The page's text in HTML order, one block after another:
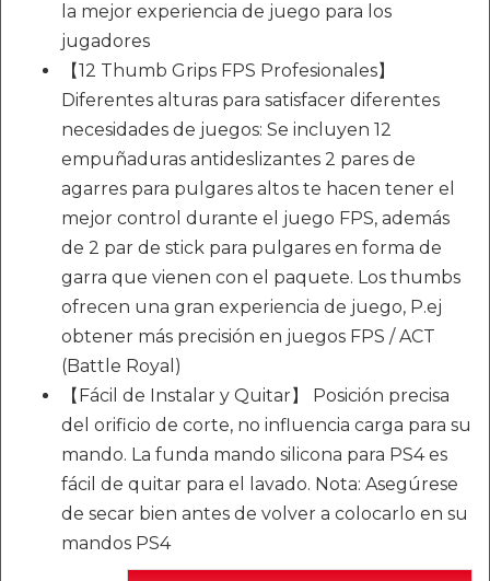
la mejor experiencia de juego para los
jugadores
【12 Thumb Grips FPS Profesionales】
Diferentes alturas para satisfacer diferentes
necesidades de juegos: Se incluyen 12
empuñaduras antideslizantes 2 pares de
agarres para pulgares altos te hacen tener el
mejor control durante el juego FPS, además
de 2 par de stick para pulgares en forma de
garra que vienen con el paquete. Los thumbs
ofrecen una gran experiencia de juego, P.ej
obtener más precisión en juegos FPS / ACT
(Battle Royal)
【Fácil de Instalar y Quitar】 Posición precisa
del orificio de corte, no influencia carga para su
mando. La funda mando silicona para PS4 es
fácil de quitar para el lavado. Nota: Asegúrese
de secar bien antes de volver a colocarlo en su
mandos PS4